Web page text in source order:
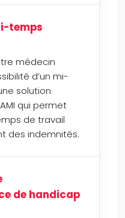
temps
médecin
d’un mi-
solution
qui permet
de travail
des indemnités.
de handicap